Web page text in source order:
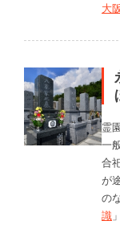
大
霊
一
合
が
の
識